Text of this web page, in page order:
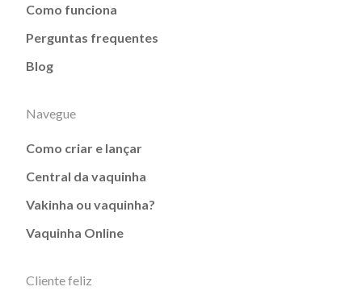
Como funciona
Perguntas frequentes
Blog
Navegue
Como criar e lançar
Central da vaquinha
Vakinha ou vaquinha?
Vaquinha Online
Cliente feliz